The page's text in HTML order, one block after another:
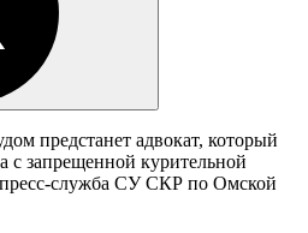
предстанет адвокат, который
с запрещенной курительной
пресс-служба СУ СКР по Омской